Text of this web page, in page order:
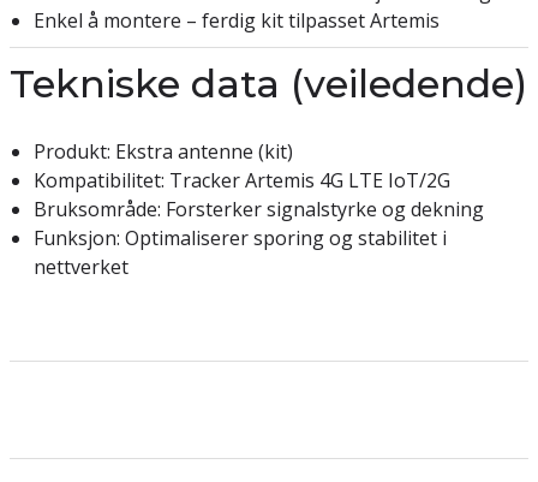
Enkel å montere – ferdig kit tilpasset Artemis
Tekniske data (veiledende)
Produkt: Ekstra antenne (kit)
Kompatibilitet: Tracker Artemis 4G LTE IoT/2G
Bruksområde: Forsterker signalstyrke og dekning
Funksjon: Optimaliserer sporing og stabilitet i
nettverket